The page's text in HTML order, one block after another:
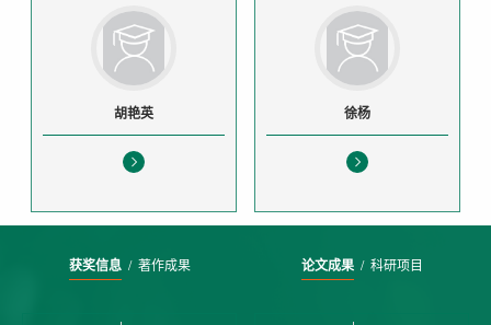
胡艳英 徐杨
获奖信息/ 著作成果 论文成果/ 科研项目